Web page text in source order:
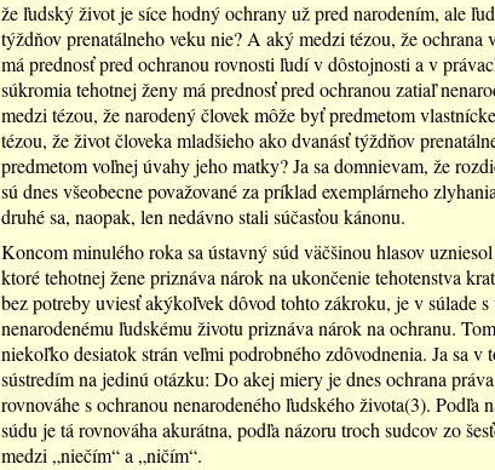
že ľudský život je síce hodný ochrany už pred narodením, ale
týždňov prenatálneho veku nie? A aký medzi tézou, že ochrana
má prednosť pred ochranou rovnosti ľudí v dôstojnosti a v
súkromia tehotnej ženy má prednosť pred ochranou zatiaľ
medzi tézou, že narodený človek môže byť predmetom
tézou, že život človeka mladšieho ako dvanásť týždňov
predmetom voľnej úvahy jeho matky? Ja sa domnievam, že
sú dnes všeobecne považované za príklad exemplárneho
druhé sa, naopak, len nedávno stali súčasťou kánonu.
Koncom minulého roka sa ústavný súd väčšinou hlasov
ktoré tehotnej žene priznáva nárok na ukončenie tehotenstva
bez potreby uviesť akýkoľvek dôvod tohto zákroku, je v súlade
nenarodenému ľudskému životu priznáva nárok na ochranu.
niekoľko desiatok strán veľmi podrobného zdôvodnenia. Ja sa
sústredím na jedinú otázku: Do akej miery je dnes ochrana
rovnováhe s ochranou nenarodeného ľudského života(3). Podľa
súdu je tá rovnováha akurátna, podľa názoru troch sudcov zo
medzi „niečím“ a „ničím“.